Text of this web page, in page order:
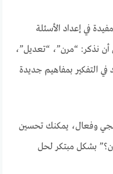
في إعداد الأسئلة
نذكر: “مرن”، “تعديل”،
التفكير بمفاهيم جديدة
وفعال، يمكنك تحسين
بشكل مبتكر لحل